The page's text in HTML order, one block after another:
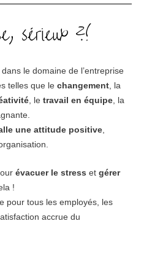
sérieux ?!
le domaine de l’entreprise
telles que le changement, la
, le travail en équipe, la
une attitude positive,
évacuer le stress et gérer
!
pour tous les employés, les
accrue du